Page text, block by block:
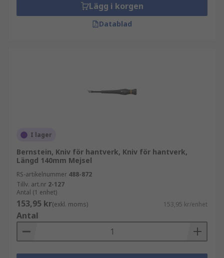
Lägg i korgen
Datablad
I lager
Bernstein, Kniv för hantverk, Kniv för hantverk,
Längd 140mm Mejsel
RS-artikelnummer 488-872
Tillv. art.nr 2-127
Antal (1 enhet)
153,95 kr(exkl. moms) 153,95 kr/enhet
Antal